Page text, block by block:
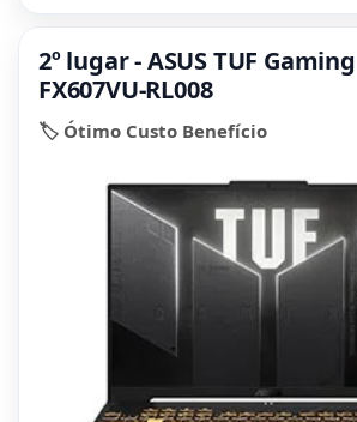
2º lugar - ASUS TUF
FX607VU-RL008
🏷️ Ótimo Custo Benefício